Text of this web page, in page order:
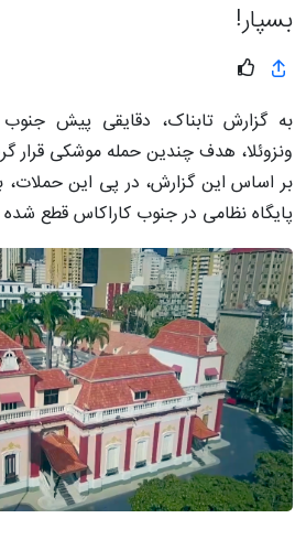
بسپار!
به گزارش تابناک، دقایقی پیش
ونزوئلا، هدف چندین حمله موشکی قرار
بر اساس این گزارش، در پی این
پایگاه نظامی در جنوب کاراکاس قطع